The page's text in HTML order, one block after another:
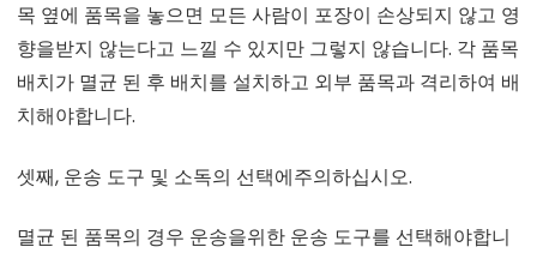
목 옆에 품목을 놓으면 모든 사람이 포장이 손상되지 않고 영
향을받지 않는다고 느낄 수 있지만 그렇지 않습니다. 각 품목
배치가 멸균 된 후 배치를 설치하고 외부 품목과 격리하여 배
치해야합니다.
셋째, 운송 도구 및 소독의 선택에주의하십시오.
멸균 된 품목의 경우 운송을위한 운송 도구를 선택해야합니